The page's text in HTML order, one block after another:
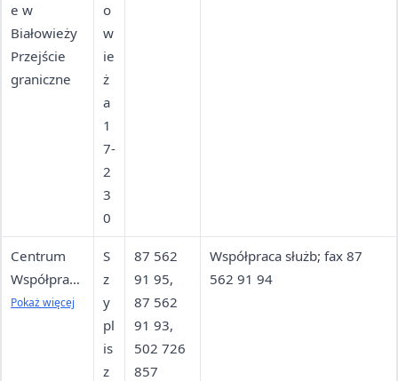
e w
Białowieży
Przejście
graniczne
o
w
ie
ż
a
1
7-
2
3
0
Centrum
Współpracy
Służb
Pokaż więcej
S
z
y
pl
is
z
87 562
91 95,
87 562
91 93,
502 726
857
Współpraca służb; fax 87
562 91 94